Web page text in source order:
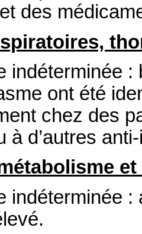
des
indéterminée
ont été
chez des
à d’autres
indéterminée